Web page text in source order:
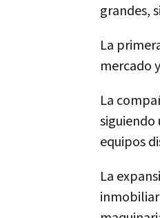
grandes,
La
mercado
La
siguiendo
equipos
La